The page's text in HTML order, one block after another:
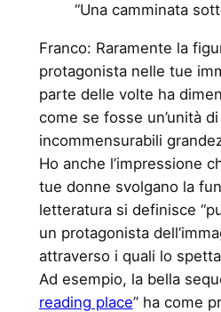
“Una camminata
Franco: Raramente la
protagonista nelle tue
parte delle volte ha
come se fosse un’unità
incommensurabili
Ho anche l’impressione
tue donne svolgano la
letteratura si definisce
un protagonista
attraverso i quali lo
Ad esempio, la bella
reading place” ha come